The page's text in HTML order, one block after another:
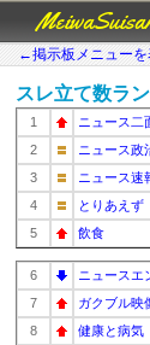
←掲示板メニューを
スレ立て数ラ
1 ニュース二
2
ニュース政
3
ニュース速
4
とりあえず
5
飲食
6 ニュースエ
7
ガクブル映
8
健康と病気